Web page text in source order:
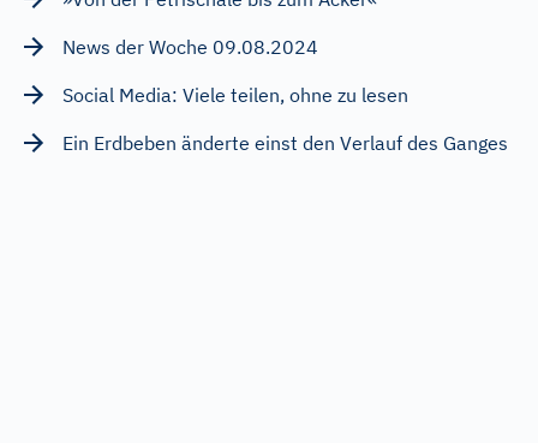
News der Woche 09.08.2024
Social Media: Viele teilen, ohne zu lesen
Ein Erdbeben änderte einst den Verlauf des Ganges